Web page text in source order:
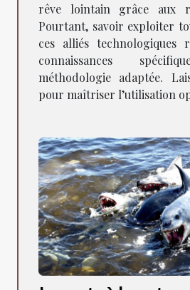
rêve lointain grâce aux
Pourtant, savoir exploiter
ces alliés technologiques
connaissances
méthodologie adaptée.
pour maîtriser l’utilisation